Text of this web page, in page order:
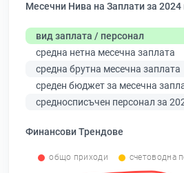
Месечни Нива на Заплати за 2024
вид заплата / персонал
средна нетна месечна заплата
средна брутна месечна заплата
среден бюджет за месечна
средносписъчен персонал за
Финансови Трендове
общо приходи счетоводна